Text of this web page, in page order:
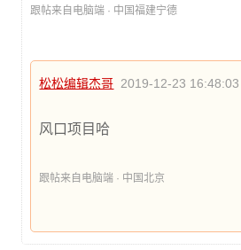
跟帖来自电脑端 · 中国福建宁德
松松编辑杰哥 2019-12-23 16:48:03
风口项目哈
跟帖来自电脑端 · 中国北京